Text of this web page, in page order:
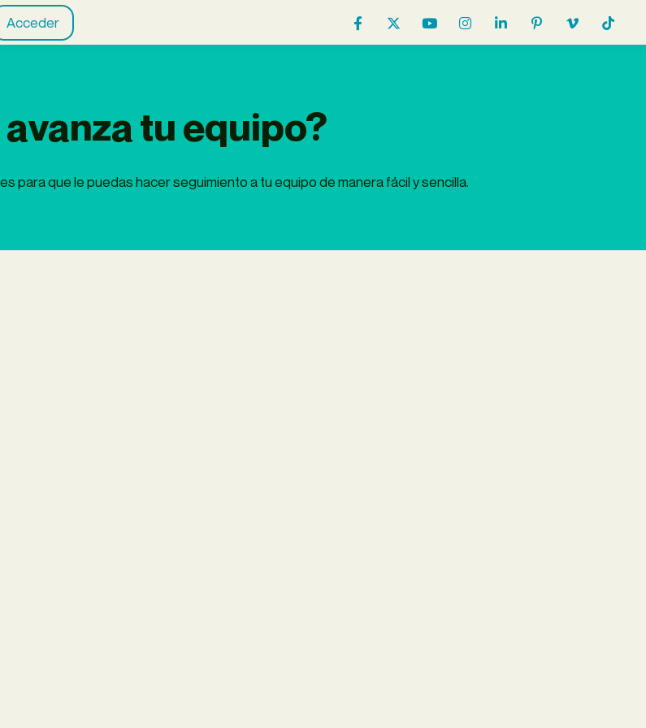
Acceder
tu equipo?
para que le puedas hacer seguimiento a tu equipo de manera fácil y sencilla.